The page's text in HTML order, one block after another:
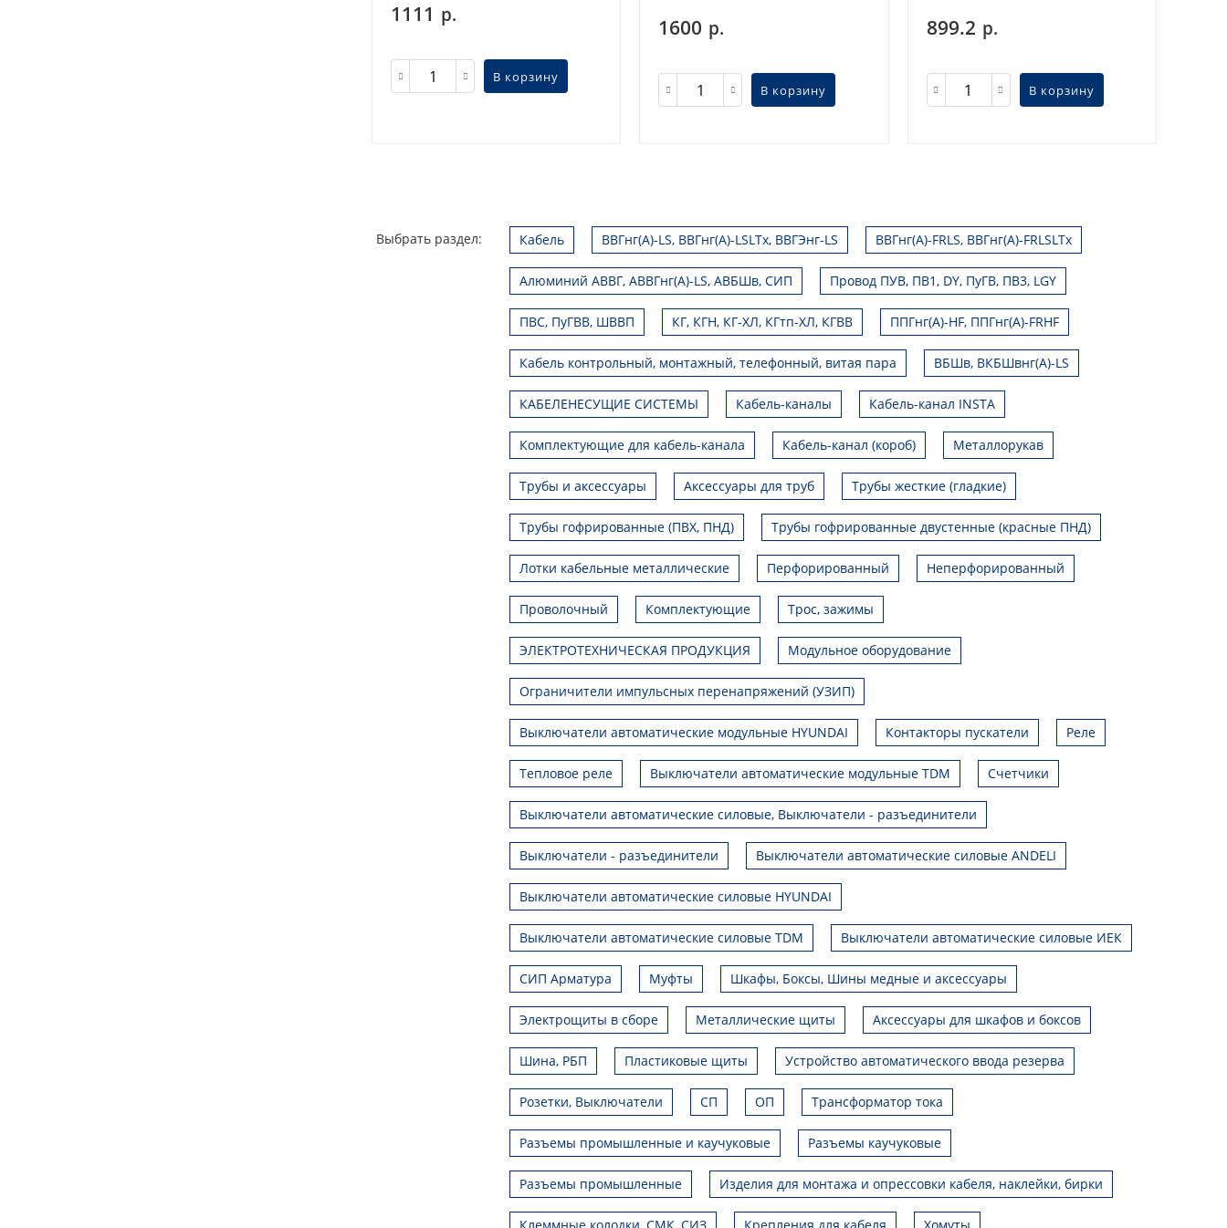
1111 р.
В корзину
1600 р.
В корзину
899.2 р.
В корзину
Выбрать раздел: Кабель ВВГнг(А)-LS, ВВГнг(А)-LSLTx, ВВГЭнг-LS ВВГнг(А)-FRLS, ВВГнг(А)-FRLSLTx
Алюминий АВВГ, АВВГнг(А)-LS, АВБШв, СИП Провод ПУВ, ПВ1, DY, ПуГВ, ПВ3, LGY
ПВС, ПуГВВ, ШВВП КГ, КГН, КГ-ХЛ, КГтп-ХЛ, КГВВ ППГнг(А)-HF, ППГнг(А)-FRHF
Кабель контрольный, монтажный, телефонный, витая пара ВБШв, ВКБШвнг(А)-LS
КАБЕЛЕНЕСУЩИЕ СИСТЕМЫ Кабель-каналы Кабель-канал INSTA
Комплектующие для кабель-канала Кабель-канал (короб) Металлорукав
Трубы и аксессуары Аксессуары для труб Трубы жесткие (гладкие)
Трубы гофрированные (ПВХ, ПНД) Трубы гофрированные двустенные (красные ПНД)
Лотки кабельные металлические Перфорированный Неперфорированный
Проволочный Комплектующие Трос, зажимы
ЭЛЕКТРОТЕХНИЧЕСКАЯ ПРОДУКЦИЯ Модульное оборудование
Ограничители импульсных перенапряжений (УЗИП)
Выключатели автоматические модульные HYUNDAI Контакторы пускатели Реле
Тепловое реле Выключатели автоматические модульные TDM Счетчики
Выключатели автоматические силовые, Выключатели - разъединители
Выключатели - разъединители Выключатели автоматические силовые ANDELI
Выключатели автоматические силовые HYUNDAI
Выключатели автоматические силовые TDM Выключатели автоматические силовые ИЕК
СИП Арматура Муфты Шкафы, Боксы, Шины медные и аксессуары
Электрощиты в сборе Металлические щиты Аксессуары для шкафов и боксов
Шина, РБП Пластиковые щиты Устройство автоматического ввода резерва
Розетки, Выключатели СП ОП Трансформатор тока
Разъемы промышленные и каучуковые Разъемы каучуковые
Разъемы промышленные Изделия для монтажа и опрессовки кабеля, наклейки, бирки